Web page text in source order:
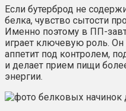
Если бутерброд не
белка, чувство сытости
Именно поэтому в ПП-
играет ключевую роль.
аппетит под контролем,
и делает прием пищи
энергии.